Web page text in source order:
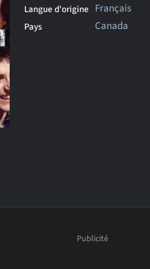
Langue d'origine Français
Pays Canada